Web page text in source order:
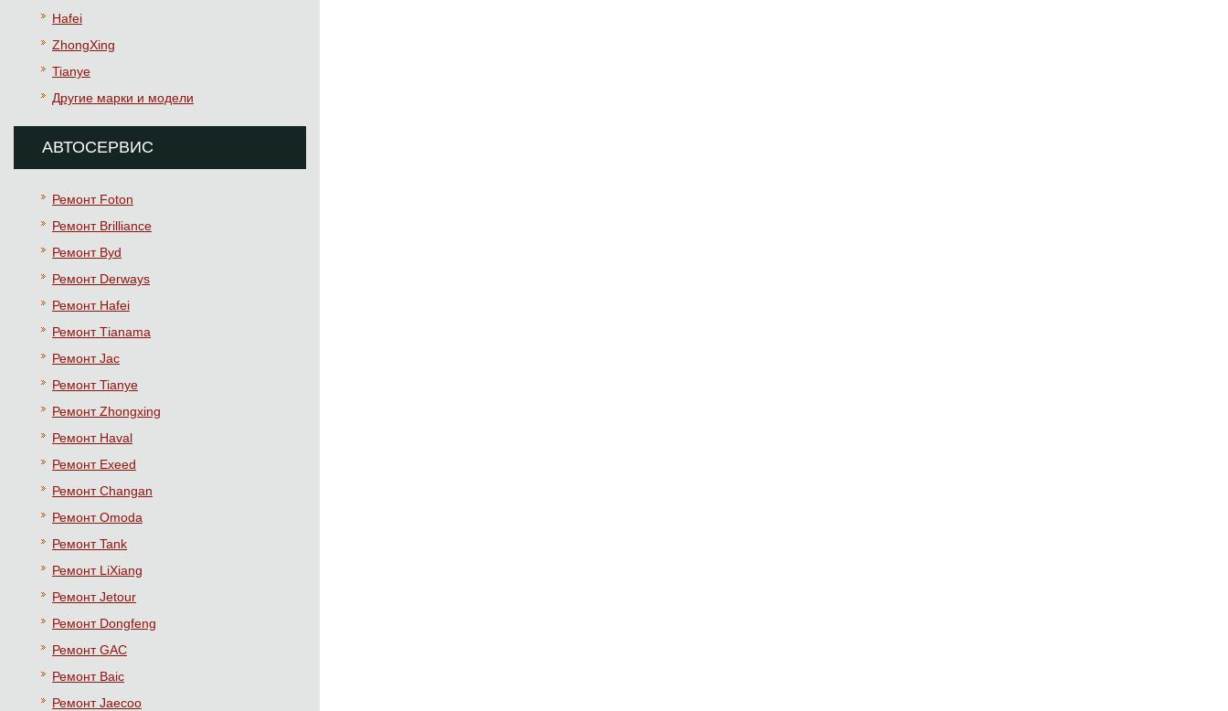
Hafei
ZhongXing
Tianye
Другие марки и модели
АВТОСЕРВИС
Ремонт Foton
Ремонт Brilliance
Ремонт Byd
Ремонт Derways
Ремонт Hafei
Ремонт Тianama
Ремонт Jac
Ремонт Tianye
Ремонт Zhongxing
Ремонт Haval
Ремонт Exeed
Ремонт Changan
Ремонт Omoda
Ремонт Tank
Ремонт LiXiang
Ремонт Jetour
Ремонт Dongfeng
Ремонт GAC
Ремонт Baic
Ремонт Jaecoo